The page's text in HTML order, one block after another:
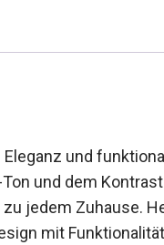
Eleganz und
und dem
jedem Zuhause.
mit